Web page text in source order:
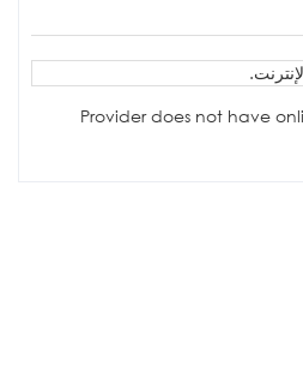
Provider does not have